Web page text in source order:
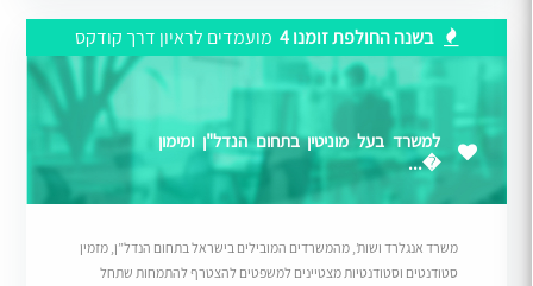
בשנה החולפת זומנו 4 מועמדים לראיון דרך קודקס
למשרד בעל מוניטין בתחום הנדל"ן ומימון
�...
משרד אנגלרד ושות’, מהמשרדים המובילים בישראל בתחום הנדל”ן, מזמין
סטודנטים וסטודנטיות מצטיינים למשפטים להצטרף להתמחות שתחל